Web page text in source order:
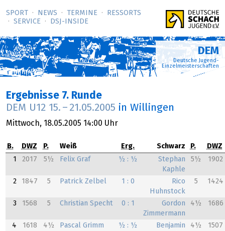
SPORT NEWS TERMINE
RESSORTS
SERVICE
DSJ-­INSIDE
DEM
Deutsche Jugend-
Einzelmeisterschaften
Ergebnisse 7. Runde
DEM U12 15. – 21.05.2005 in Willingen
Mittwoch, 18.05.2005 14:00 Uhr
B. DWZ P. Weiß Erg. Schwarz P.
DWZ
1
2017 5½ Felix Graf ½ : ½
Stephan
Kaphle
5½ 1902
2 1847 5 Patrick Zelbel 1 : 0
Rico
Huhnstock
5 1424
3 1568 5 Christian Specht 0 : 1
Gordon
Zimmermann
4½ 1686
4 1618 4½ Pascal Grimm ½ : ½
Benjamin
4½ 1507